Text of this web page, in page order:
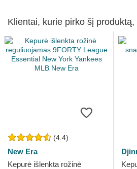
Klientai, kurie pirko šį
(4.4)
New Era
Kepurė išlenkta rožinė